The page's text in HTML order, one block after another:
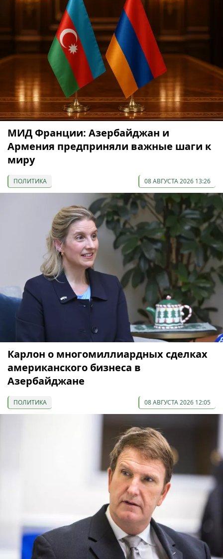
МИД Франции: Азербайджан и
Армения предприняли важные шаги к
миру
ПОЛИТИКА 08 АВГУСТА 2026 13:26
Карлон о многомиллиардных сделках
американского бизнеса в
Азербайджане
ПОЛИТИКА 08 АВГУСТА 2026 12:05